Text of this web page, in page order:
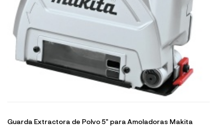
Guarda Extractora de Polvo 5" para Amoladoras Makita